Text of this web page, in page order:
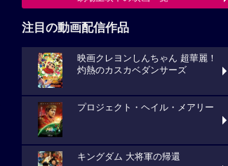
注目の動画配信作品
映画クレヨンしんちゃん 超華麗！
灼熱のカスカベダンサーズ
プロジェクト・ヘイル・メアリー
キングダム 大将軍の帰還